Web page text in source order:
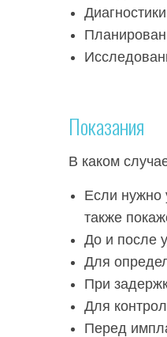
Показания
В каком
Если нужно
также
До и после
Для
При
Для
Перед